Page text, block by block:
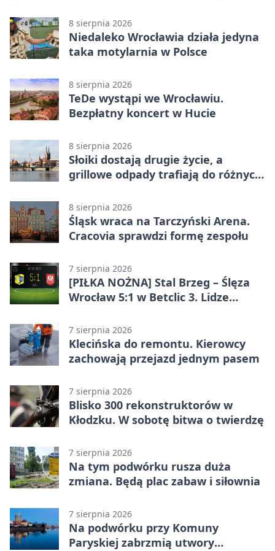
8 sierpnia 2026
Niedaleko Wrocławia działa jedyna
taka motylarnia w Polsce
8 sierpnia 2026
TeDe wystąpi we Wrocławiu.
Bezpłatny koncert w Hucie
8 sierpnia 2026
Słoiki dostają drugie życie, a
grillowe odpady trafiają do różnych
8 sierpnia 2026
Śląsk wraca na Tarczyński Arena.
Cracovia sprawdzi formę zespołu
7 sierpnia 2026
[PIŁKA NOŻNA] Stal Brzeg – Ślęza
Wrocław 5:1 w Betclic 3. Lidze
porażka wrocławian
7 sierpnia 2026
Klecińska do remontu. Kierowcy
zachowają przejazd jednym pasem
7 sierpnia 2026
Blisko 300 rekonstruktorów w
Kłodzku. W sobotę bitwa o twierdzę
7 sierpnia 2026
Na tym podwórku rusza duża
zmiana. Będą plac zabaw i siłownia
7 sierpnia 2026
Na podwórku przy Komuny
Paryskiej zabrzmią utwory